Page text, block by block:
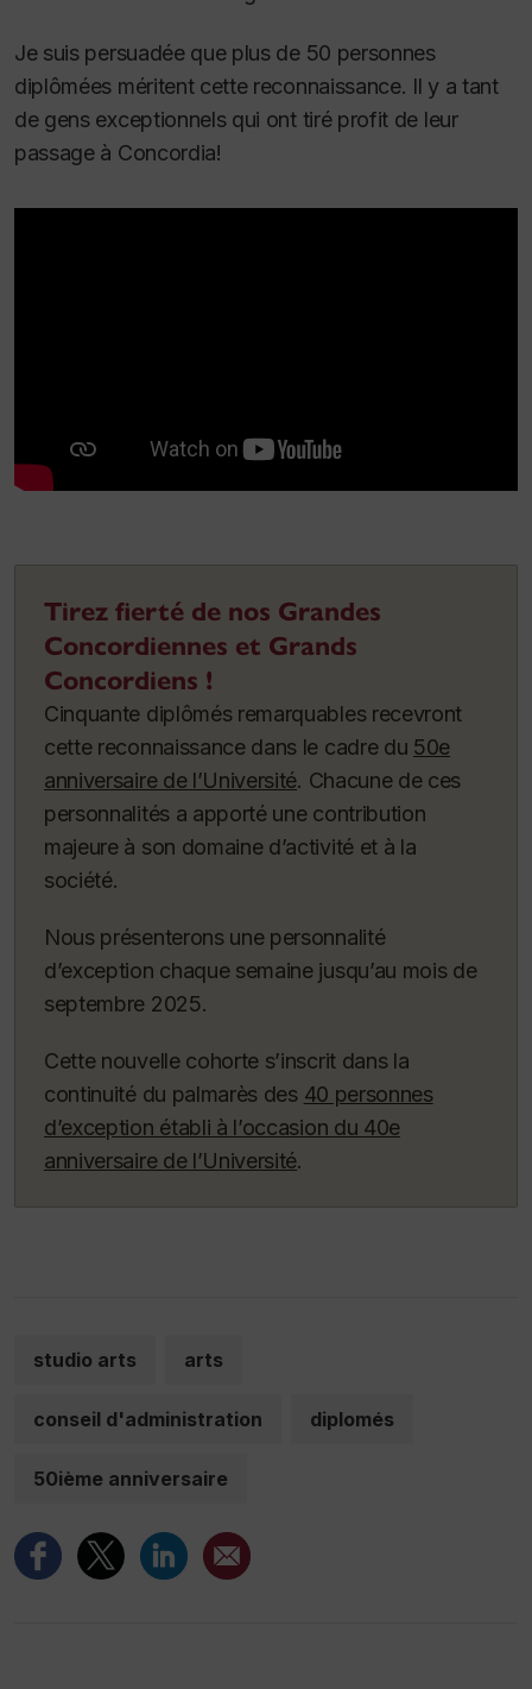
Je suis persuadée que plus de 50 personnes
diplômées méritent cette reconnaissance. Il y a tant
de gens exceptionnels qui ont tiré profit de leur
passage à Concordia!
Tirez fierté de nos Grandes
Concordiennes et Grands
Concordiens !
Cinquante diplômés remarquables recevront
cette reconnaissance dans le cadre du 50e
anniversaire de l’Université. Chacune de ces
personnalités a apporté une contribution
majeure à son domaine d’activité et à la
société.
Nous présenterons une personnalité
d’exception chaque semaine jusqu’au mois de
septembre 2025.
Cette nouvelle cohorte s’inscrit dans la
continuité du palmarès des 40 personnes
d’exception établi à l’occasion du 40e
anniversaire de l’Université.
studio arts arts
conseil d'administration diplomés
50ième anniversaire